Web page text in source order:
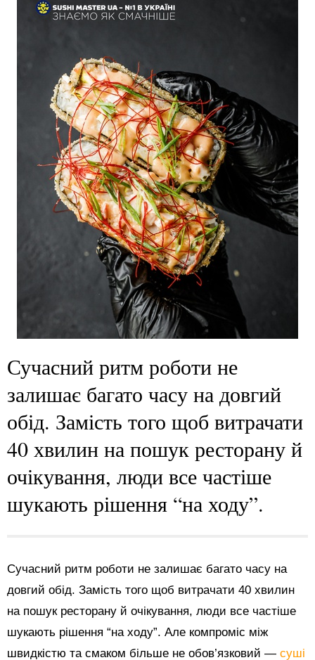
Сучасний ритм роботи не
залишає багато часу на довгий
обід. Замість того щоб витрачати
40 хвилин на пошук ресторану й
очікування, люди все частіше
шукають рішення “на ходу”.
Сучасний ритм роботи не залишає багато часу на
довгий обід. Замість того щоб витрачати 40 хвилин
на пошук ресторану й очікування, люди все частіше
шукають рішення “на ходу”. Але компроміс між
швидкістю та смаком більше не обов’язковий — суші